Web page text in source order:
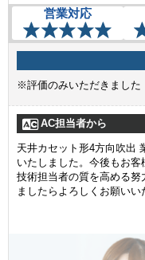
営業対応
※評価のみいただきました
AC担当者から
天井カセット形4方向吹出
いたしました。今後もお
技術担当者の質を高める
ましたらよろしくお願いい